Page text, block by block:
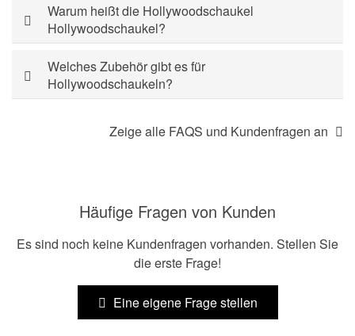
Warum heißt die Hollywoodschaukel
Hollywoodschaukel?
Welches Zubehör gibt es für
Hollywoodschaukeln?
Zeige alle FAQS und Kundenfragen an
Häufige Fragen von Kunden
Es sind noch keine Kundenfragen vorhanden. Stellen Sie
die erste Frage!
Eine eigene Frage stellen